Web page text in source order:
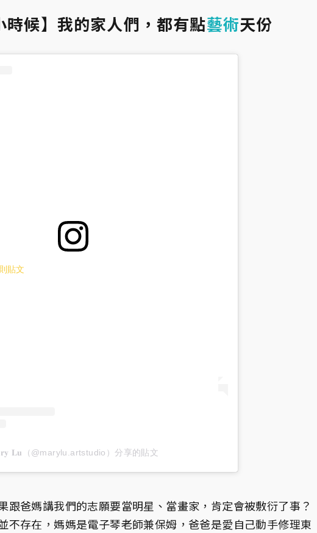
時候】我的家人們，都有點藝術天份
貼文
𝐋𝐮（@marylu.artstudio）分享的貼文
跟爸媽講我們的志願要當明星、當畫家，肯定會被敷衍了事？
不存在，媽媽是電子琴老師兼保姆，爸爸是愛自己動手修理東